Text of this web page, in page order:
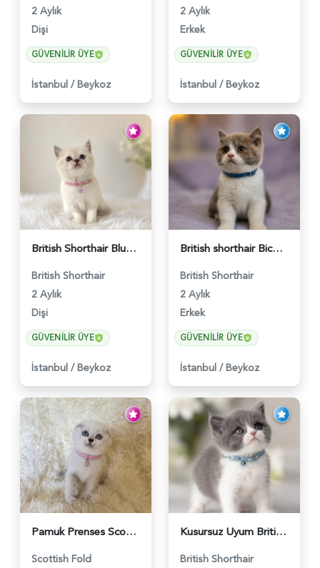
2 Aylık
Dişi
GÜVENILIR ÜYE
İstanbul / Beykoz
2 Aylık
Erkek
GÜVENILIR ÜYE
İstanbul / Beykoz
British Shorthair Blue Point Kızımız 2 Aylık - 5149
British Shorthair
2 Aylık
Dişi
GÜVENILIR ÜYE
İstanbul / Beykoz
British shorthair Bicolor Lilac Erkek - 5905
British Shorthair
2 Aylık
Erkek
GÜVENILIR ÜYE
İstanbul / Beykoz
Pamuk Prenses Scottish Fold Maviş Yavrumuz - 6009
Scottish Fold
Kusursuz Uyum British Shorthair Bi Color Erkek - 6011
British Shorthair